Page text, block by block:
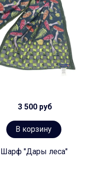
3 500 руб
В корзину
Шарф "Дары леса"